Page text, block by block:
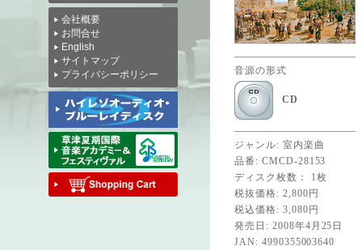
会社概要
お問合せ
English
サイトマップ
プライバシーポリシー
音源の形式
CD
ジャンル: 室内楽曲
品番: CMCD-28153
ディスク枚数： 1枚
税抜価格: 2,800円
税込価格: 3,080円
発売日: 2008年4月25日
JAN: 4990355003640